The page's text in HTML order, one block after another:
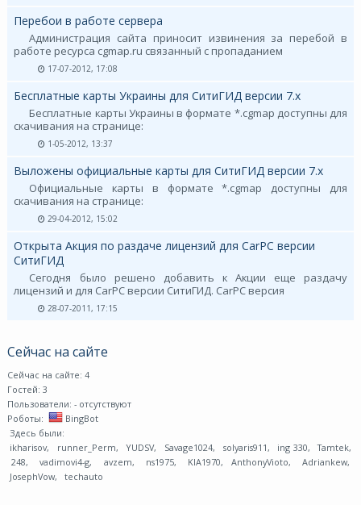
Перебои в работе сервера
Администрация сайта приносит извинения за перебой в
работе ресурса cgmap.ru связанный с пропаданием
17-07-2012, 17:08
Бесплатные карты Украины для СитиГИД версии 7.х
Бесплатные карты Украины в формате *.cgmap доступны для
скачивания на странице:
1-05-2012, 13:37
Выложены официальные карты для СитиГИД версии 7.х
Официальные карты в формате *.cgmap доступны для
скачивания на странице:
29-04-2012, 15:02
Открыта Акция по раздаче лицензий для CarPC версии
СитиГИД
Сегодня было решено добавить к Акции еще раздачу
лицензий и для CarPC версии СитиГИД. CarPC версия
28-07-2011, 17:15
Сейчас на сайте
Сейчас на сайте: 4
Гостей: 3
Пользователи: - отсутствуют
Роботы:
BingBot
Здесь были:
ikharisov, runner_Perm, YUDSV, Savage1024, solyaris911 , ing 330, Tamtek,
248, vadimovi4-g, avzem, ns1975, KIA1970, AnthonyVioto, Adriankew,
JosephVow, techauto